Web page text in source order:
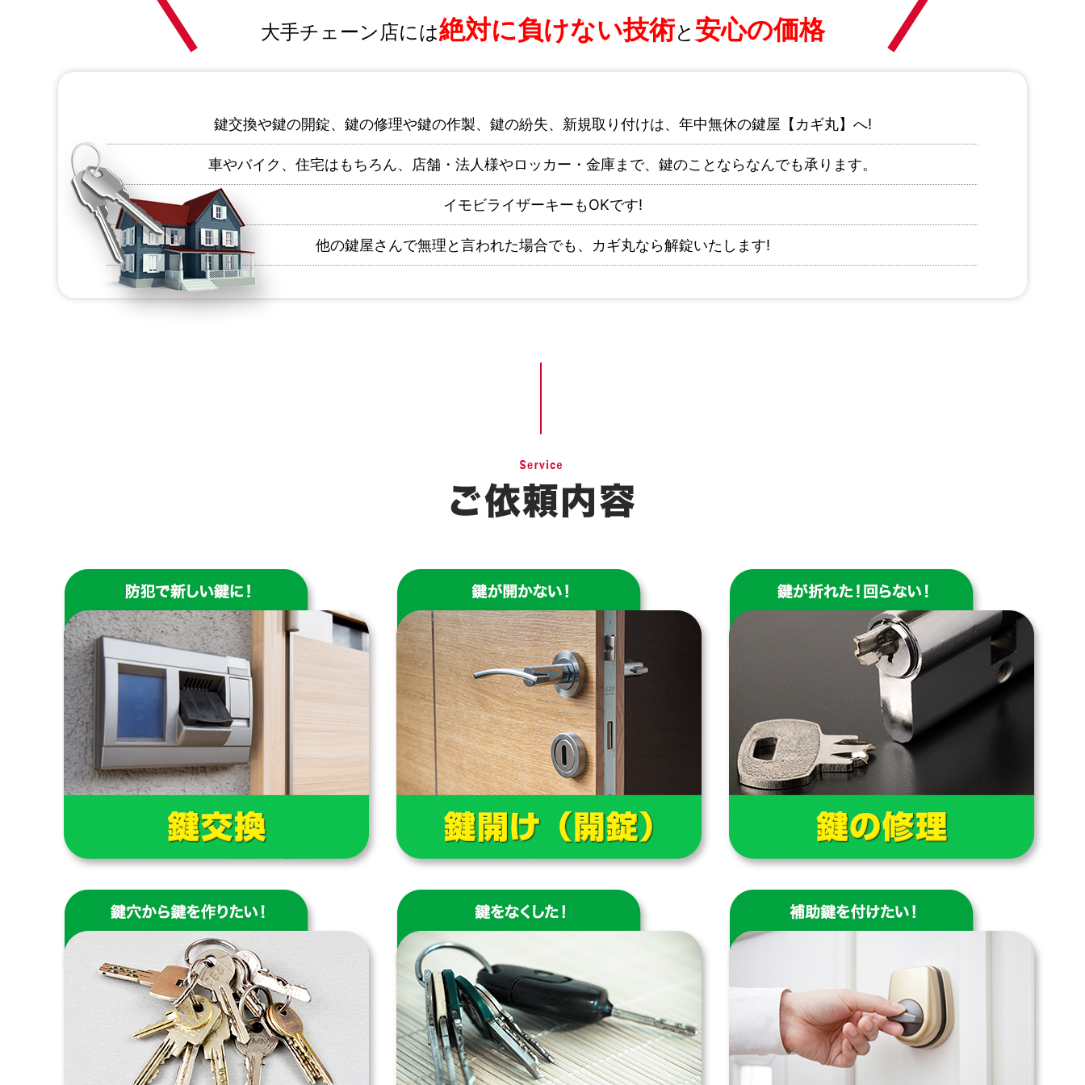
大手チェーン店には絶対に負けない技術と 安心の価格
鍵交換や鍵の開錠、鍵の修理や鍵の作製、鍵の紛失、新規取り付けは、年中無休の鍵屋【カギ丸】へ!
車やバイク、住宅はもちろん、店舗・法人様やロッカー・金庫まで、鍵のことならなんでも承ります。
イモビライザーキーもOKです!
他の鍵屋さんで無理と言われた場合でも、カギ丸なら解錠いたします!